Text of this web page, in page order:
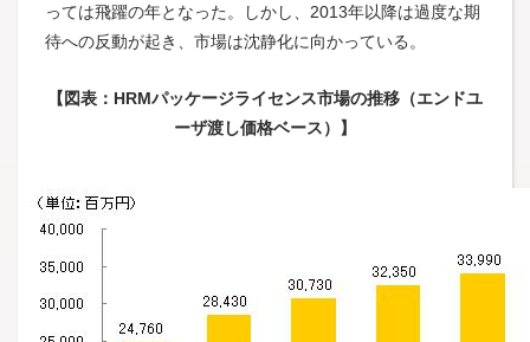
っては飛躍の年となった。しかし、2013年以降は過度な期
待への反動が起き、市場は沈静化に向かっている。
【図表：HRMパッケージライセンス市場の推移（エンドユ
ーザ渡し価格ベース）】